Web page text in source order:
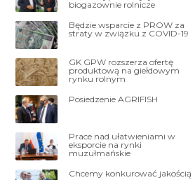
biogazownie rolnicze
Będzie wsparcie z PROW za
straty w związku z COVID-19
GK GPW rozszerza ofertę
produktową na giełdowym
rynku rolnym
Posiedzenie AGRIFISH
Prace nad ułatwieniami w
eksporcie na rynki
muzułmańskie
Chcemy konkurować jakością